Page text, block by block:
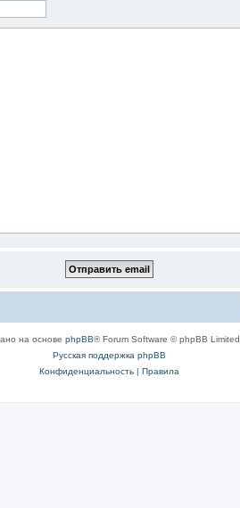
на основе phpBB® Forum Software © phpBB Limited
Русская поддержка phpBB
Конфиденциальность| Правила